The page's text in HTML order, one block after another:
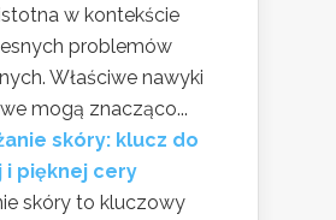
w kontekście
problemów
Właściwe nawyki
mogą znacząco...
skóry: klucz do
i pięknej cery
skóry to kluczowy